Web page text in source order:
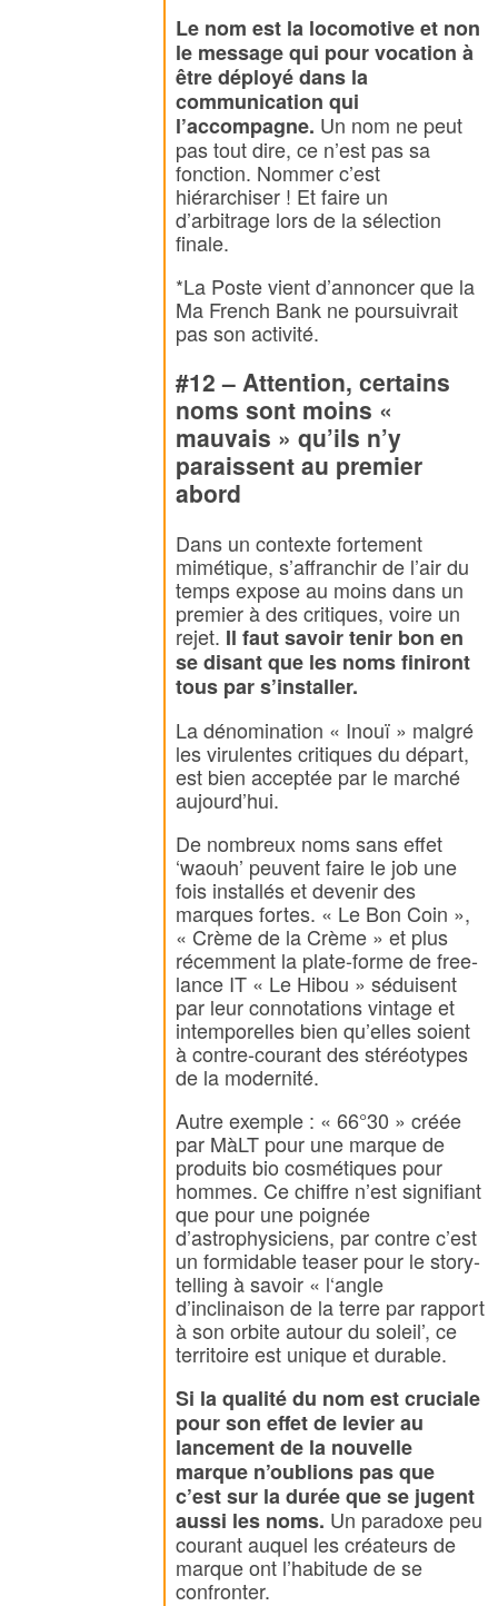
Le nom est la locomotive et non
le message qui pour vocation à
être déployé dans la
communication qui
l’accompagne. Un nom ne peut
pas tout dire, ce n’est pas sa
fonction. Nommer c’est
hiérarchiser ! Et faire un
d’arbitrage lors de la sélection
finale.
*La Poste vient d’annoncer que la
Ma French Bank ne poursuivrait
pas son activité.
#12 – Attention, certains
noms sont moins «
mauvais » qu’ils n’y
paraissent au premier
abord
Dans un contexte fortement
mimétique, s’affranchir de l’air du
temps expose au moins dans un
premier à des critiques, voire un
rejet. Il faut savoir tenir bon en
se disant que les noms finiront
tous par s’installer.
La dénomination « Inouï » malgré
les virulentes critiques du départ,
est bien acceptée par le marché
aujourd’hui.
De nombreux noms sans effet
‘waouh’ peuvent faire le job une
fois installés et devenir des
marques fortes. « Le Bon Coin »,
« Crème de la Crème » et plus
récemment la plate-forme de free-
lance IT « Le Hibou » séduisent
par leur connotations vintage et
intemporelles bien qu’elles soient
à contre-courant des stéréotypes
de la modernité.
Autre exemple : « 66°30 » créée
par MàLT pour une marque de
produits bio cosmétiques pour
hommes. Ce chiffre n’est signifiant
que pour une poignée
d’astrophysiciens, par contre c’est
un formidable teaser pour le story-
telling à savoir « l‘angle
d’inclinaison de la terre par rapport
à son orbite autour du soleil’, ce
territoire est unique et durable.
Si la qualité du nom est cruciale
pour son effet de levier au
lancement de la nouvelle
marque n’oublions pas que
c’est sur la durée que se jugent
aussi les noms. Un paradoxe peu
courant auquel les créateurs de
marque ont l’habitude de se
confronter.